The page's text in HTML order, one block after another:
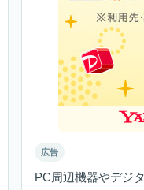
広告
PC周辺機器やデジ